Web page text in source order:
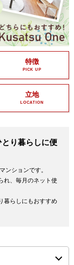
特徴
PICK UP
立地
LOCATION
り暮らしに便
ンションです。
れ、毎月のネット使
暮らしにもおすすめ